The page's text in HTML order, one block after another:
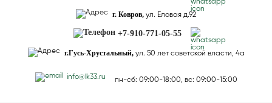
г. Ковров, ул. Еловая д.92
+7-910-771-05-55
г.Гусь-Хрустальный,ул. 50 лет советской власти, 4а
info@lk33.ru пн-сб: 09:00-18:00, вс: 09:00-15:00